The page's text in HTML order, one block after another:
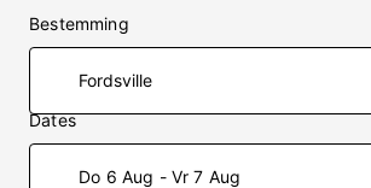
Bestemming
Dates
Do 6 Aug - Vr 7 Aug